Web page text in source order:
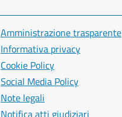
Amministrazione trasparente
Informativa privacy
Cookie Policy
Social Media Policy
Note legali